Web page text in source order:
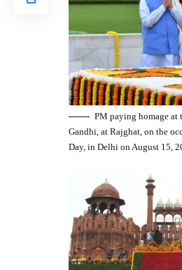
PM paying homage at
Gandhi, at Rajghat, on the
Day, in Delhi on August 15,